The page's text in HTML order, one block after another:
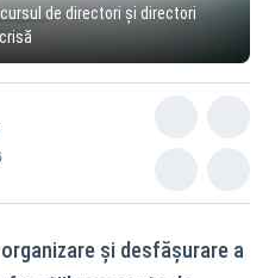
de directori și directori
și desfășurare a